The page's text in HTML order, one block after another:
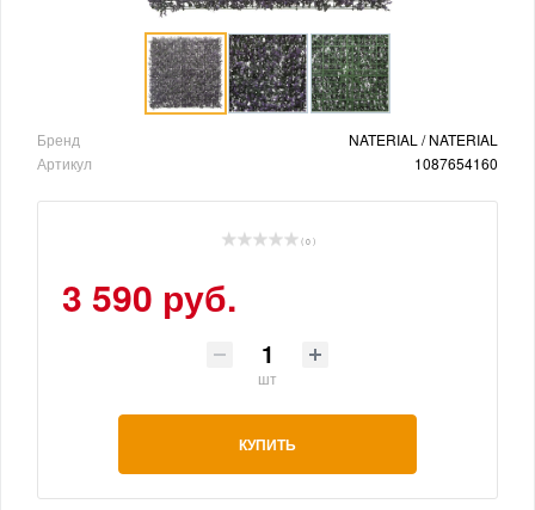
Бренд
NATERIAL / NATERIAL
Артикул
1087654160
( 0 )
3 590 руб.
шт
КУПИТЬ